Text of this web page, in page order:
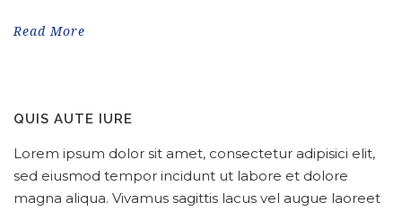
Read More
QUIS AUTE IURE
Lorem ipsum dolor sit amet, consectetur adipisici elit,
sed eiusmod tempor incidunt ut labore et dolore
magna aliqua. Vivamus sagittis lacus vel augue laoreet